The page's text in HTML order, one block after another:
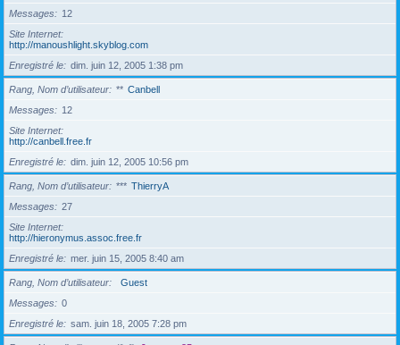
Messages
12
Site Internet
http://manoushlight.skyblog.com
Enregistré le
dim. juin 12, 2005 1:38 pm
Rang, Nom d’utilisateur ** Canbell
Messages
12
Site Internet
http://canbell.free.fr
Enregistré le
dim. juin 12, 2005 10:56 pm
Rang, Nom d’utilisateur *** ThierryA
Messages
27
Site Internet
http://hieronymus.assoc.free.fr
Enregistré le
mer. juin 15, 2005 8:40 am
Rang, Nom d’utilisateur
Guest
Messages
0
Enregistré le
sam. juin 18, 2005 7:28 pm